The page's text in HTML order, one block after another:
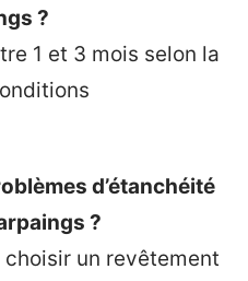
?
1 et 3 mois selon la
d’étanchéité
?
un revêtement